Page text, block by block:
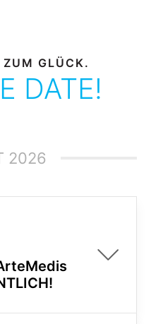
ZUM GLÜCK.
DATE!
2026